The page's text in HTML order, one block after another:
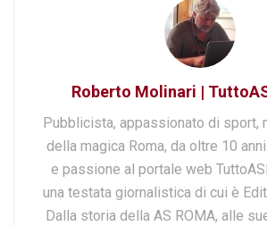
Roberto Molinari |
Pubblicista, appassionato di sport,
della magica Roma, da oltre 10
e passione al portale web
una testata giornalistica di cui è
Dalla storia della AS ROMA, alle